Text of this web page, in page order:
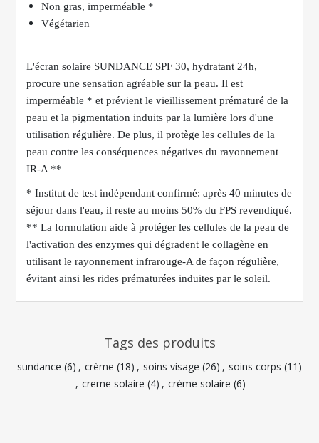
Non gras, imperméable *
Végétarien
L'écran solaire SUNDANCE SPF 30, hydratant 24h,
procure une sensation agréable sur la peau. Il est
imperméable * et prévient le vieillissement prématuré de la
peau et la pigmentation induits par la lumière lors d'une
utilisation régulière. De plus, il protège les cellules de la
peau contre les conséquences négatives du rayonnement
IR-A **
* Institut de test indépendant confirmé: après 40 minutes de
séjour dans l'eau, il reste au moins 50% du FPS revendiqué.
** La formulation aide à protéger les cellules de la peau de
l'activation des enzymes qui dégradent le collagène en
utilisant le rayonnement infrarouge-A de façon régulière,
évitant ainsi les rides prématurées induites par le soleil.
Tags des produits
sundance (6) , crème (18) , soins visage (26) , soins corps (11)
, creme solaire (4) , crème solaire (6)